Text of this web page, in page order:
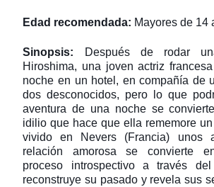
Edad recomendada: Mayores de 14
Sinopsis:
Después de rodar
Hiroshima, una joven actriz
noche en un hotel, en compañía de
dos desconocidos, pero lo que
aventura de una noche se
idilio que hace que ella rememore
vivido en Nevers (Francia) unos
relación amorosa se convierte
proceso introspectivo a través
reconstruye su pasado y revela sus